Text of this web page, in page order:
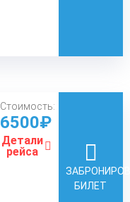
Стоимость:
6500₽
Детали
рейса
БИЛЕТ